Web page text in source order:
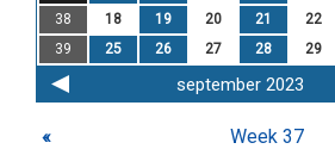
38
18 19 20 21 22
39
25 26 27 28 29
september 2023
« Week 37